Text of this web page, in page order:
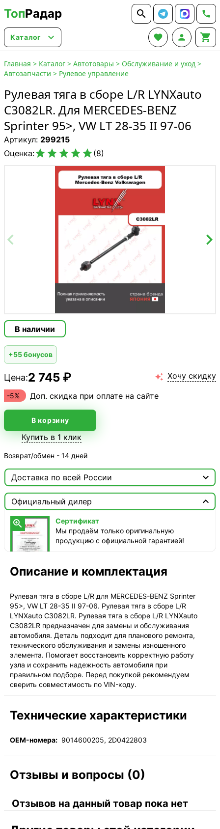
ТопРадар  
Каталог    
Главная > Каталог > Автотовары > Обслуживание и уход >
Автозапчасти > Рулевое управление
Рулевая тяга в сборе L/R LYNXauto
C3082LR. Для MERCEDES-BENZ
Sprinter 95>, VW LT 28-35 II 97-06
Артикул: 299215
Оценка:(8)
В наличии
+55 бонусов
Цена:2 745 ₽  Хочу скидку
-5% Доп. скидка при оплате на сайте
В корзину
Купить в 1 клик
Возврат/обмен - 14 дней
Доставка по всей России 
 Москва
ТопРадар — Курьер
сегодня, от 350 ₽
ТопРадар — Самовывоз
сегодня, бесплатно
СДЭК — Курьер
2-4 дня, от 385 ₽
Официальный дилер


Сертификат
Мы продаём только оригинальную
продукцию с официальной гарантией!
Описание и комплектация
Рулевая тяга в сборе L/R для MERCEDES-BENZ Sprinter
95>, VW LT 28-35 II 97-06. Рулевая тяга в сборе L/R
LYNXauto C3082LR. Рулевая тяга в сборе L/R LYNXauto
C3082LR предназначен для замены и обслуживания
автомобиля. Деталь подходит для планового ремонта,
технического обслуживания и замены изношенного
элемента. Помогает восстановить корректную работу
узла и сохранить надежность автомобиля при
правильном подборе. Перед покупкой рекомендуем
сверить совместимость по VIN-коду.
Технические характеристики
OEM-номера: 9014600205, 2D0422803
Отзывы и вопросы (0)
Отзывов на данный товар пока нет